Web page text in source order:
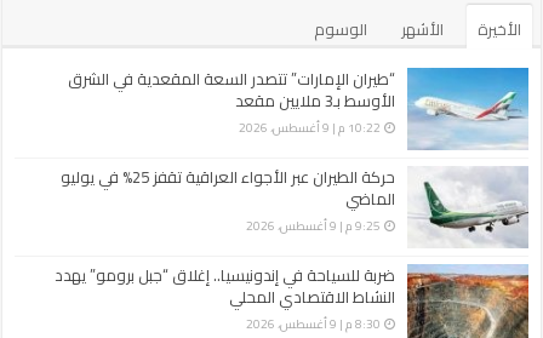
الأخيرة الأشهر
الوسوم
“طيران الإمارات” تتصدر السعة المقعدية في الشرق
الأوسط بـ3 ملايين مقعد
10:22 م | 9 أغسطس، 2026
حركة الطيران عبر الأجواء العراقية تقفز 25% في يوليو
الماضي
9:25 م | 9 أغسطس، 2026
ضربة للسياحة في إندونيسيا.. إغلاق “جبل برومو” يهدد
النشاط الاقتصادي المحلي
8:30 م | 9 أغسطس، 2026